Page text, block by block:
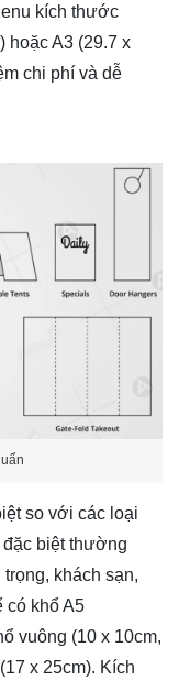
kích thước
hoặc A3 (29.7 x
chi phí và dễ
so với các loại
biệt thường
khách sạn,
có khổ A5
vuông (10 x 10cm,
x 25cm). Kích